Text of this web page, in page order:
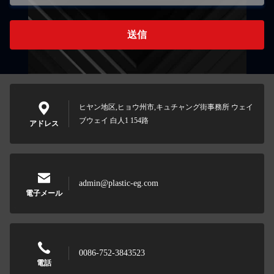
送信
アドレス
ヒヤン地区,ヒョウ州市,キュチャング街事務所 ウェイ
ブウェイ 白人1 154路
電子メール
admin@plastic-eg.com
電話
0086-752-3843523